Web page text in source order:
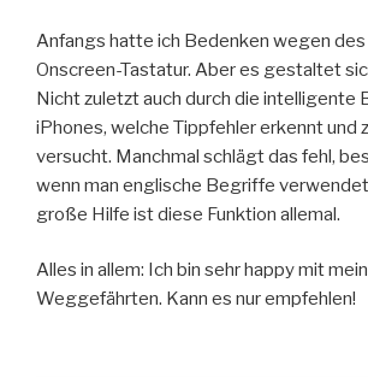
Anfangs hatte ich Bedenken wegen
Onscreen-Tastatur. Aber es gestaltet
Nicht zuletzt auch durch die intelligente
iPhones, welche Tippfehler erkennt und
versucht. Manchmal schlägt das fehl,
wenn man englische Begriffe
große Hilfe ist diese Funktion allemal.
Alles in allem: Ich bin sehr happy mit
Weggefährten. Kann es nur empfehlen!